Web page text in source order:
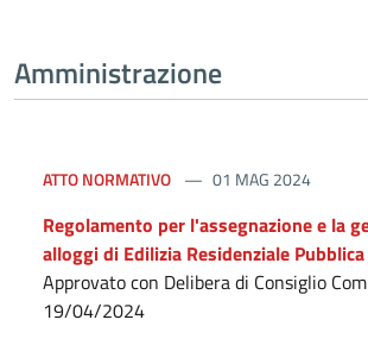
Amministrazione
ATTO NORMATIVO 01 MAG 2024
Regolamento per l'assegnazione e la
alloggi di Edilizia Residenziale Pubblica
Approvato con Delibera di Consiglio
19/04/2024